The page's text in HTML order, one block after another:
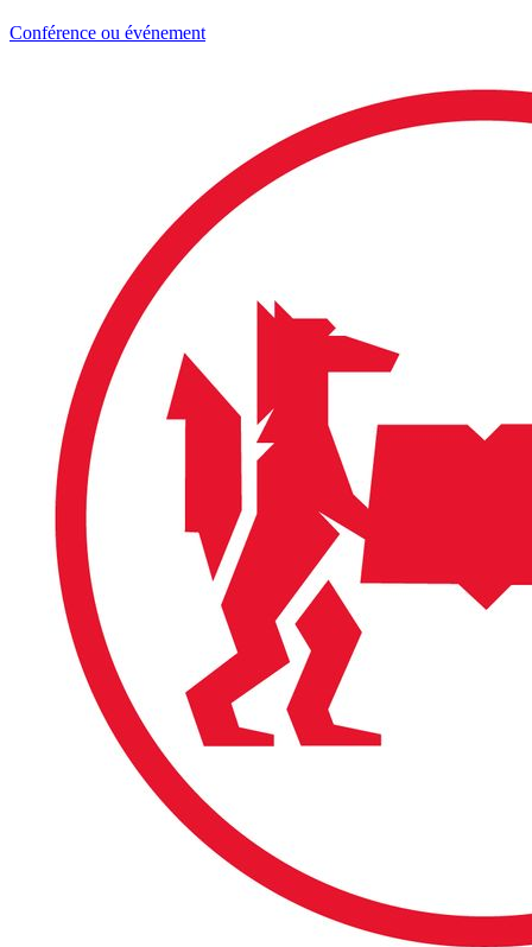
Conférence ou événement